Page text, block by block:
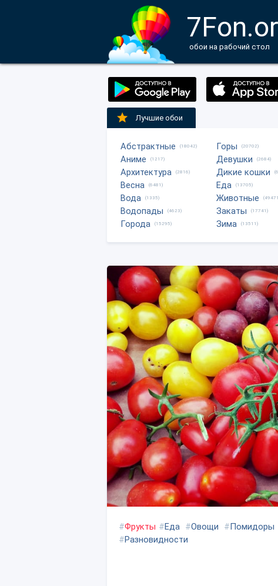
обои на рабочий стол
Лучшие обои
Абстрактные (18042)
Аниме (1217)
Архитектура (2816)
Весна (6481)
Вода (1335)
Водопады (4623)
Города (15295)
Горы (20702)
Девушки (2684)
Дикие кошки
Еда (13705)
Животные
Закаты (17741)
Зима (13511)
#Фрукты #Еда #Овощи #Помидоры
#Разновидности